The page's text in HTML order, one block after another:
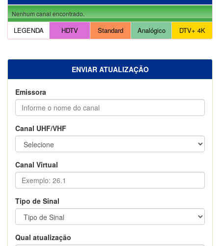
Nenhum canal encontrado.
LEGENDA HDTV Standard Analógico DTV+ 4K
ENVIAR ATUALIZAÇÃO
Emissora
Canal UHF/VHF
Canal Virtual
Tipo de Sinal
Qual atualização